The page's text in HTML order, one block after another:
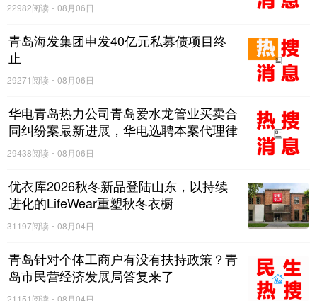
22982阅读 08月06日
青岛海发集团申发40亿元私募债项目终
止
29271阅读 08月06日
华电青岛热力公司青岛爱水龙管业买卖合
同纠纷案最新进展，华电选聘本案代理律
师
29438阅读 08月06日
优衣库2026秋冬新品登陆山东，以持续
进化的LifeWear重塑秋冬衣橱
31197阅读 08月04日
青岛针对个体工商户有没有扶持政策？青
岛市民营经济发展局答复来了
21151阅读 08月04日